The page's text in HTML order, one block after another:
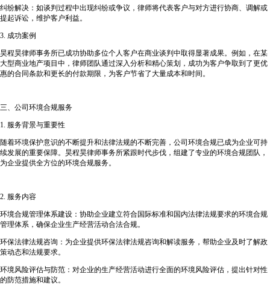
纠纷解决：如谈判过程中出现纠纷或争议，律师将代表客户与对方进行协商、调解或
提起诉讼，维护客户利益。
3. 成功案例
昊程昊律师事务所已成功协助多位个人客户在商业谈判中取得显著成果。例如，在某
大型商业地产项目中，律师团队通过深入分析和精心策划，成功为客户争取到了更优
惠的合同条款和更长的付款期限，为客户节省了大量成本和时间。
三、公司环境合规服务
1. 服务背景与重要性
随着环境保护意识的不断提升和法律法规的不断完善，公司环境合规已成为企业可持
续发展的重要保障。昊程昊律师事务所紧跟时代步伐，组建了专业的环境合规团队，
为企业提供全方位的环境合规服务。
2. 服务内容
环境合规管理体系建设：协助企业建立符合国际标准和国内法律法规要求的环境合规
管理体系，确保企业生产经营活动合法合规。
环保法律法规咨询：为企业提供环保法律法规咨询和解读服务，帮助企业及时了解政
策动态和法规要求。
环境风险评估与防范：对企业的生产经营活动进行全面的环境风险评估，提出针对性
的防范措施和建议。